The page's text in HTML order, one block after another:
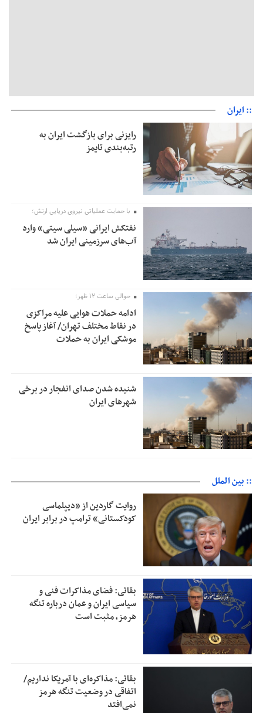
:: ایران
رایزنی برای بازگشت ایران به
رتبه‌بندی تایمز
با حمایت عملیاتی نیروی دریایی ارتش؛
نفتکش ایرانی «سیلی سیتی» وارد
آب‌های سرزمینی ایران شد
حوالی ساعت ۱۲ ظهر؛
ادامه حملات هوایی علیه مراکزی
در نقاط مختلف تهران/ آغاز پاسخ
موشکی ایران به حملات
شنیده شدن صدای انفجار در برخی
شهرهای ایران
:: بین الملل
روایت گاردین از «دیپلماسی
کودکستانی» ترامپ در برابر ایران
بقائی: فضای مذاکرات فنی و
سیاسی ایران و عمان درباره تنگه
هرمز، مثبت است
بقائی: مذاکره‌ای با آمریکا نداریم/
اتفاقی در وضعیت تنگه هرمز
نمی‌افتد